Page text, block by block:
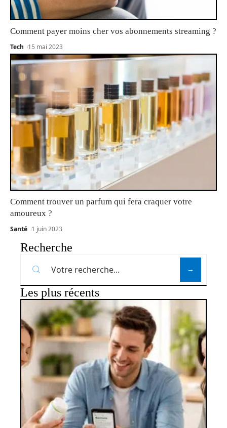
Comment payer moins cher vos abonnements streaming ?
Tech 15 mai 2023
Comment trouver un parfum qui fera craquer votre
amoureux ?
Santé 1 juin 2023
Recherche
Les plus récents